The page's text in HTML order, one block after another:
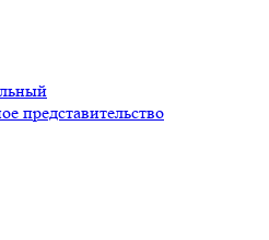
представительство